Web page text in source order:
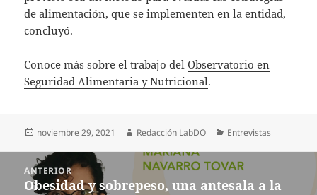
de alimentación, que se implementen en la entidad,
concluyó.
Conoce más sobre el trabajo delObservatorio en
Seguridad Alimentaria y Nutricional.
Publicado
noviembre 29, 2021 Autor
Redacción LabDO Categorías
Entrevistas
Navegación
ANTERIOR
Entrada
Obesidad y sobrepeso, una antesala a la